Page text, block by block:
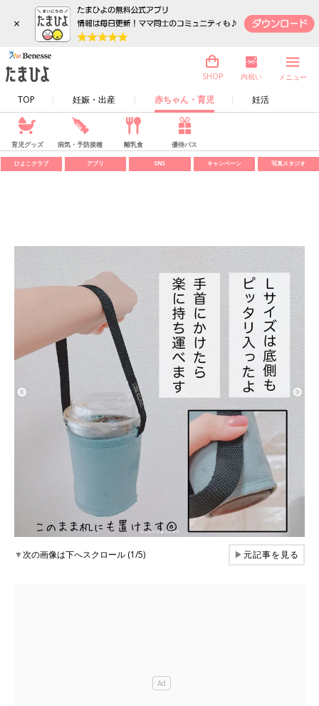
×
TOP 妊娠・出産 赤ちゃん・育児 妊活
SHOP 内祝い メニュー
育児グッズ 病気・予防接種 離乳食 優待パス
ひよこクラブ アプリ SNS キャンペーン 写真スタジオ
▼次の画像は下へスクロール (1/5) ▶元記事を見る